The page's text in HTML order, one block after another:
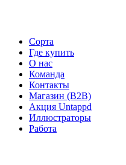
Сорта
Где купить
О нас
Команда
Контакты
Магазин (B2B)
Акция Untappd
Иллюстраторы
Работа